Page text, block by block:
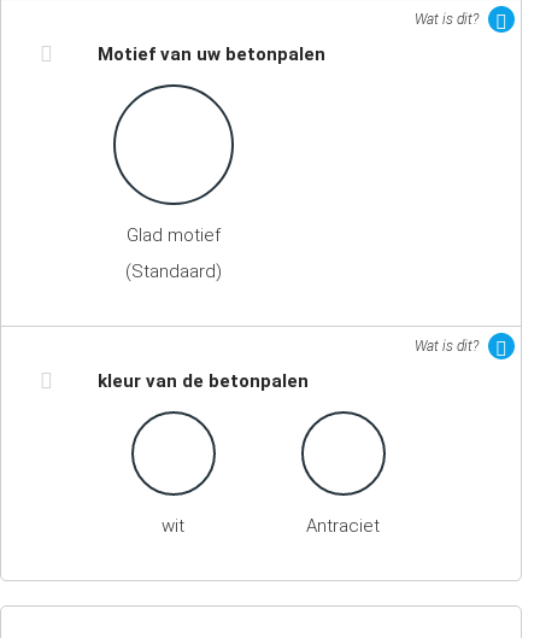
Wat is dit?
Motief van uw betonpalen
Glad motief
(Standaard)
Wat is dit?
kleur van de betonpalen
wit Antraciet